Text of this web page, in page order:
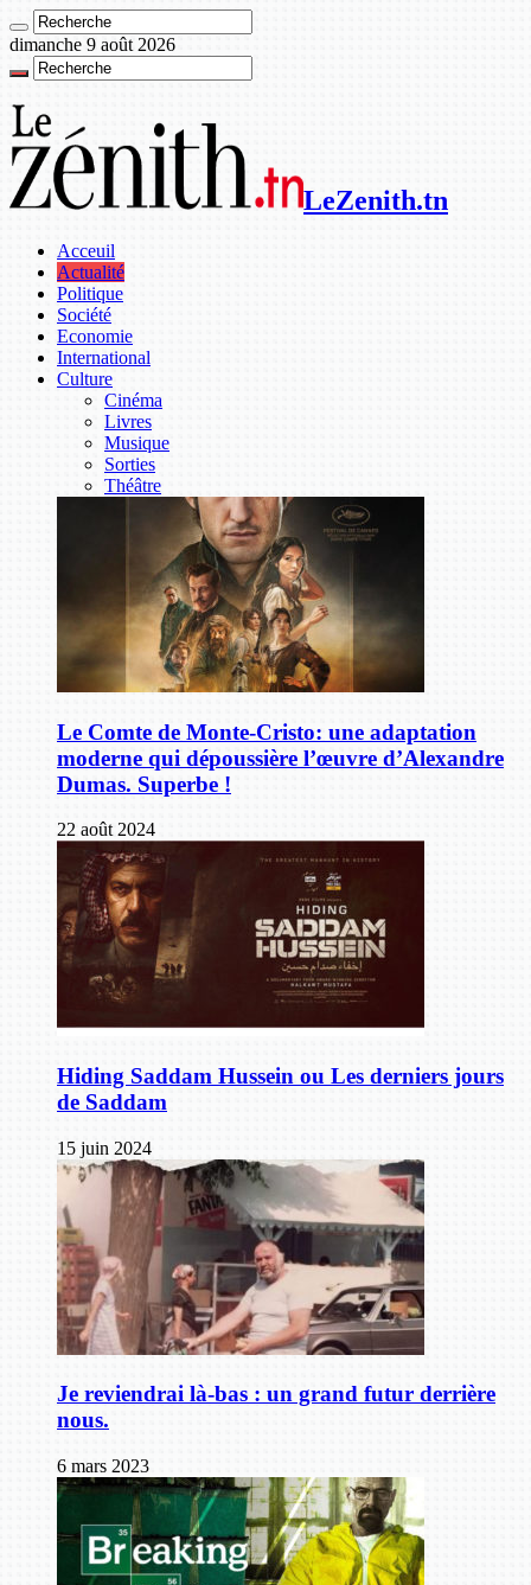
dimanche 9 août 2026
LeZenith.tn
Acceuil
Actualité
Politique
Société
Economie
International
Culture
Cinéma
Livres
Musique
Sorties
Théâtre
Le Comte de Monte-Cristo: une adaptation
moderne qui dépoussière l’œuvre d’Alexandre
Dumas. Superbe !
22 août 2024
Hiding Saddam Hussein ou Les derniers jours
de Saddam
15 juin 2024
Je reviendrai là-bas : un grand futur derrière
nous.
6 mars 2023